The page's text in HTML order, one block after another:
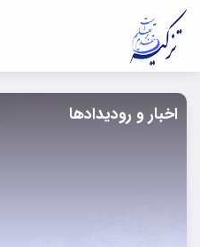
اخبار و رودیدادها